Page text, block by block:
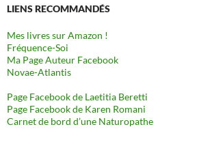
LIENS RECOMMANDÉS
Mes livres sur Amazon !
Fréquence-Soi
Ma Page Auteur Facebook
Novae-Atlantis
Page Facebook de Laetitia Beretti
Page Facebook de Karen Romani
Carnet de bord d’une Naturopathe